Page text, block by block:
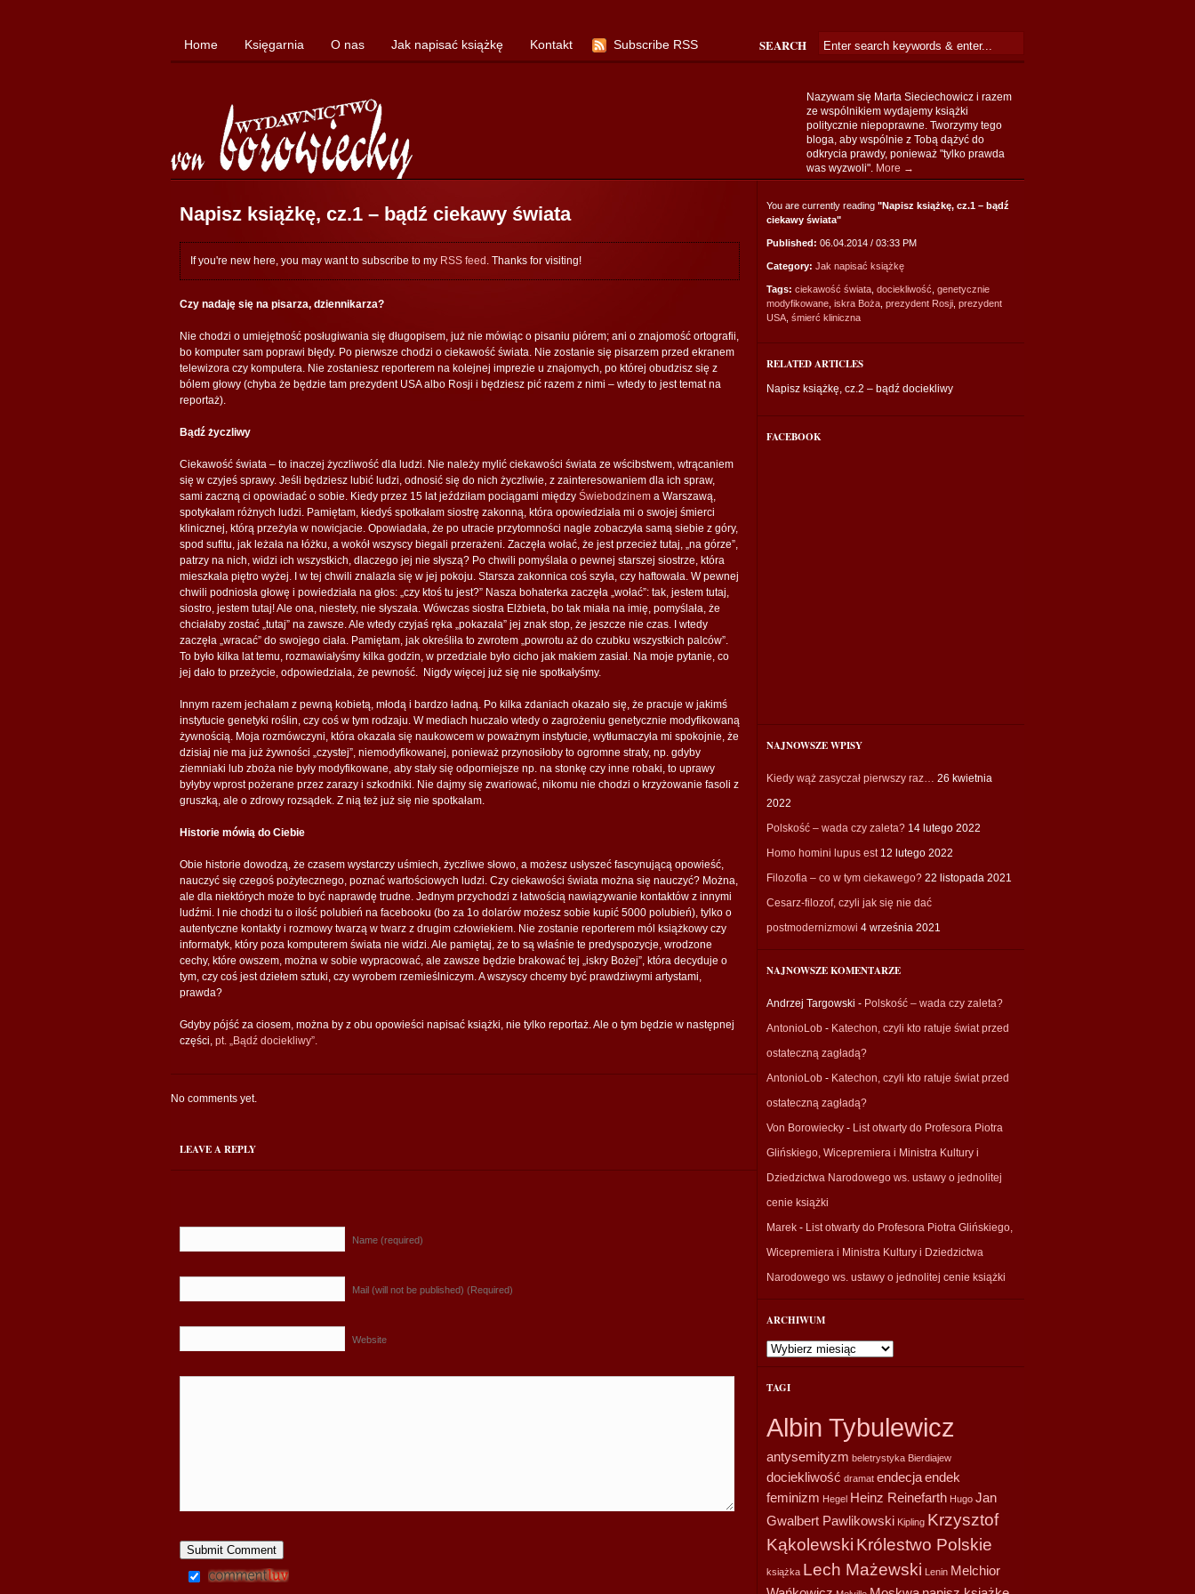
Home Księgarnia O nas Jak napisać książkę Kontakt Subscribe RSS SEARCH
Nazywam się Marta Sieciechowicz i razem
ze wspólnikiem wydajemy książki
politycznie niepoprawne. Tworzymy tego
bloga, aby wspólnie z Tobą dążyć do
odkrycia prawdy, ponieważ "tylko prawda
was wyzwoli". More →
Napisz książkę, cz.1 – bądź ciekawy świata
If you're new here, you may want to subscribe to my RSS feed . Thanks for visiting!
Czy nadaję się na pisarza, dziennikarza?
Nie chodzi o umiejętność posługiwania się długopisem, już nie mówiąc o pisaniu piórem; ani o znajomość ortografii,
bo komputer sam poprawi błędy. Po pierwsze chodzi o ciekawość świata. Nie zostanie się pisarzem przed ekranem
telewizora czy komputera. Nie zostaniesz reporterem na kolejnej imprezie u znajomych, po której obudzisz się z
bólem głowy (chyba że będzie tam prezydent USA albo Rosji i będziesz pić razem z nimi – wtedy to jest temat na
reportaż).
Bądź życzliwy
Ciekawość świata – to inaczej życzliwość dla ludzi. Nie należy mylić ciekawości świata ze wścibstwem, wtrącaniem
się w czyjeś sprawy. Jeśli będziesz lubić ludzi, odnosić się do nich życzliwie, z zainteresowaniem dla ich spraw,
sami zaczną ci opowiadać o sobie. Kiedy przez 15 lat jeździłam pociągami między Świebodzinem a Warszawą,
spotykałam różnych ludzi. Pamiętam, kiedyś spotkałam siostrę zakonną, która opowiedziała mi o swojej śmierci
klinicznej, którą przeżyła w nowicjacie. Opowiadała, że po utracie przytomności nagle zobaczyła samą siebie z góry,
spod sufitu, jak leżała na łóżku, a wokół wszyscy biegali przerażeni. Zaczęła wołać, że jest przecież tutaj, „na górze”,
patrzy na nich, widzi ich wszystkich, dlaczego jej nie słyszą? Po chwili pomyślała o pewnej starszej siostrze, która
mieszkała piętro wyżej. I w tej chwili znalazła się w jej pokoju. Starsza zakonnica coś szyła, czy haftowała. W pewnej
chwili podniosła głowę i powiedziała na głos: „czy ktoś tu jest?” Nasza bohaterka zaczęła „wołać”: tak, jestem tutaj,
siostro, jestem tutaj! Ale ona, niestety, nie słyszała. Wówczas siostra Elżbieta, bo tak miała na imię, pomyślała, że
chciałaby zostać „tutaj” na zawsze. Ale wtedy czyjaś ręka „pokazała” jej znak stop, że jeszcze nie czas. I wtedy
zaczęła „wracać” do swojego ciała. Pamiętam, jak określiła to zwrotem „powrotu aż do czubku wszystkich palców”.
To było kilka lat temu, rozmawiałyśmy kilka godzin, w przedziale było cicho jak makiem zasiał. Na moje pytanie, co
jej dało to przeżycie, odpowiedziała, że pewność. Nigdy więcej już się nie spotkałyśmy.
Innym razem jechałam z pewną kobietą, młodą i bardzo ładną. Po kilka zdaniach okazało się, że pracuje w jakimś
instytucie genetyki roślin, czy coś w tym rodzaju. W mediach huczało wtedy o zagrożeniu genetycznie modyfikowaną
żywnością. Moja rozmówczyni, która okazała się naukowcem w poważnym instytucie, wytłumaczyła mi spokojnie, że
dzisiaj nie ma już żywności „czystej”, niemodyfikowanej, ponieważ przynosiłoby to ogromne straty, np. gdyby
ziemniaki lub zboża nie były modyfikowane, aby stały się odporniejsze np. na stonkę czy inne robaki, to uprawy
byłyby wprost pożerane przez zarazy i szkodniki. Nie dajmy się zwariować, nikomu nie chodzi o krzyżowanie fasoli z
gruszką, ale o zdrowy rozsądek. Z nią też już się nie spotkałam.
Historie mówią do Ciebie
Obie historie dowodzą, że czasem wystarczy uśmiech, życzliwe słowo, a możesz usłyszeć fascynującą opowieść,
nauczyć się czegoś pożytecznego, poznać wartościowych ludzi. Czy ciekawości świata można się nauczyć? Można,
ale dla niektórych może to być naprawdę trudne. Jednym przychodzi z łatwością nawiązywanie kontaktów z innymi
ludźmi. I nie chodzi tu o ilość polubień na facebooku (bo za 1o dolarów możesz sobie kupić 5000 polubień), tylko o
autentyczne kontakty i rozmowy twarzą w twarz z drugim człowiekiem. Nie zostanie reporterem mól książkowy czy
informatyk, który poza komputerem świata nie widzi. Ale pamiętaj, że to są właśnie te predyspozycje, wrodzone
cechy, które owszem, można w sobie wypracować, ale zawsze będzie brakować tej „iskry Bożej”, która decyduje o
tym, czy coś jest dziełem sztuki, czy wyrobem rzemieślniczym. A wszyscy chcemy być prawdziwymi artystami,
prawda?
Gdyby pójść za ciosem, można by z obu opowieści napisać książki, nie tylko reportaż. Ale o tym będzie w następnej
części, pt. „Bądź dociekliwy”.
No comments yet.
LEAVE A REPLY
Name (required)
Mail (will not be published) (Required)
Website
You are currently reading "Napisz książkę, cz.1 – bądź
ciekawy świata"
Published: 06.04.2014 / 03:33 PM
Category: Jak napisać książkę
Tags: ciekawość świata dociekliwość genetycznie
modyfikowane iskra Boża prezydent Rosji prezydent
USA śmierć kliniczna
RELATED ARTICLES
Napisz książkę, cz.2 – bądź dociekliwy
FACEBOOK
NAJNOWSZE WPISY
Kiedy wąż zasyczał pierwszy raz… 26 kwietnia
2022
Polskość – wada czy zaleta? 14 lutego 2022
Homo homini lupus est 12 lutego 2022
Filozofia – co w tym ciekawego? 22 listopada 2021
Cesarz-filozof, czyli jak się nie dać
postmodernizmowi 4 września 2021
NAJNOWSZE KOMENTARZE
Andrzej Targowski - Polskość – wada czy zaleta?
AntonioLob - Katechon, czyli kto ratuje świat przed
ostateczną zagładą?
AntonioLob - Katechon, czyli kto ratuje świat przed
ostateczną zagładą?
Von Borowiecky - List otwarty do Profesora Piotra
Glińskiego, Wicepremiera i Ministra Kultury i
Dziedzictwa Narodowego ws. ustawy o jednolitej
cenie książki
Marek - List otwarty do Profesora Piotra Glińskiego,
Wicepremiera i Ministra Kultury i Dziedzictwa
Narodowego ws. ustawy o jednolitej cenie książki
ARCHIWUM
Archiwum
TAGI
Albin Tybulewicz
antysemityzm beletrystyka Bierdiajew
dociekliwość dramat endecjaendek
feminizm Hegel Heinz Reinefarth Hugo Jan
Gwalbert Pawlikowski Kipling Krzysztof
Kąkolewski Królestwo Polskie
książka Lech Mażewski Lenin Melchior